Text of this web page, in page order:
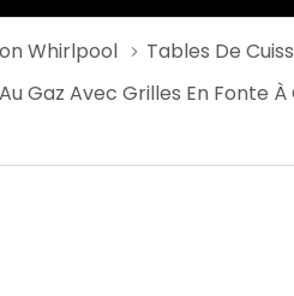
Whirlpool
Tables De
Gaz Avec Grilles En Fonte